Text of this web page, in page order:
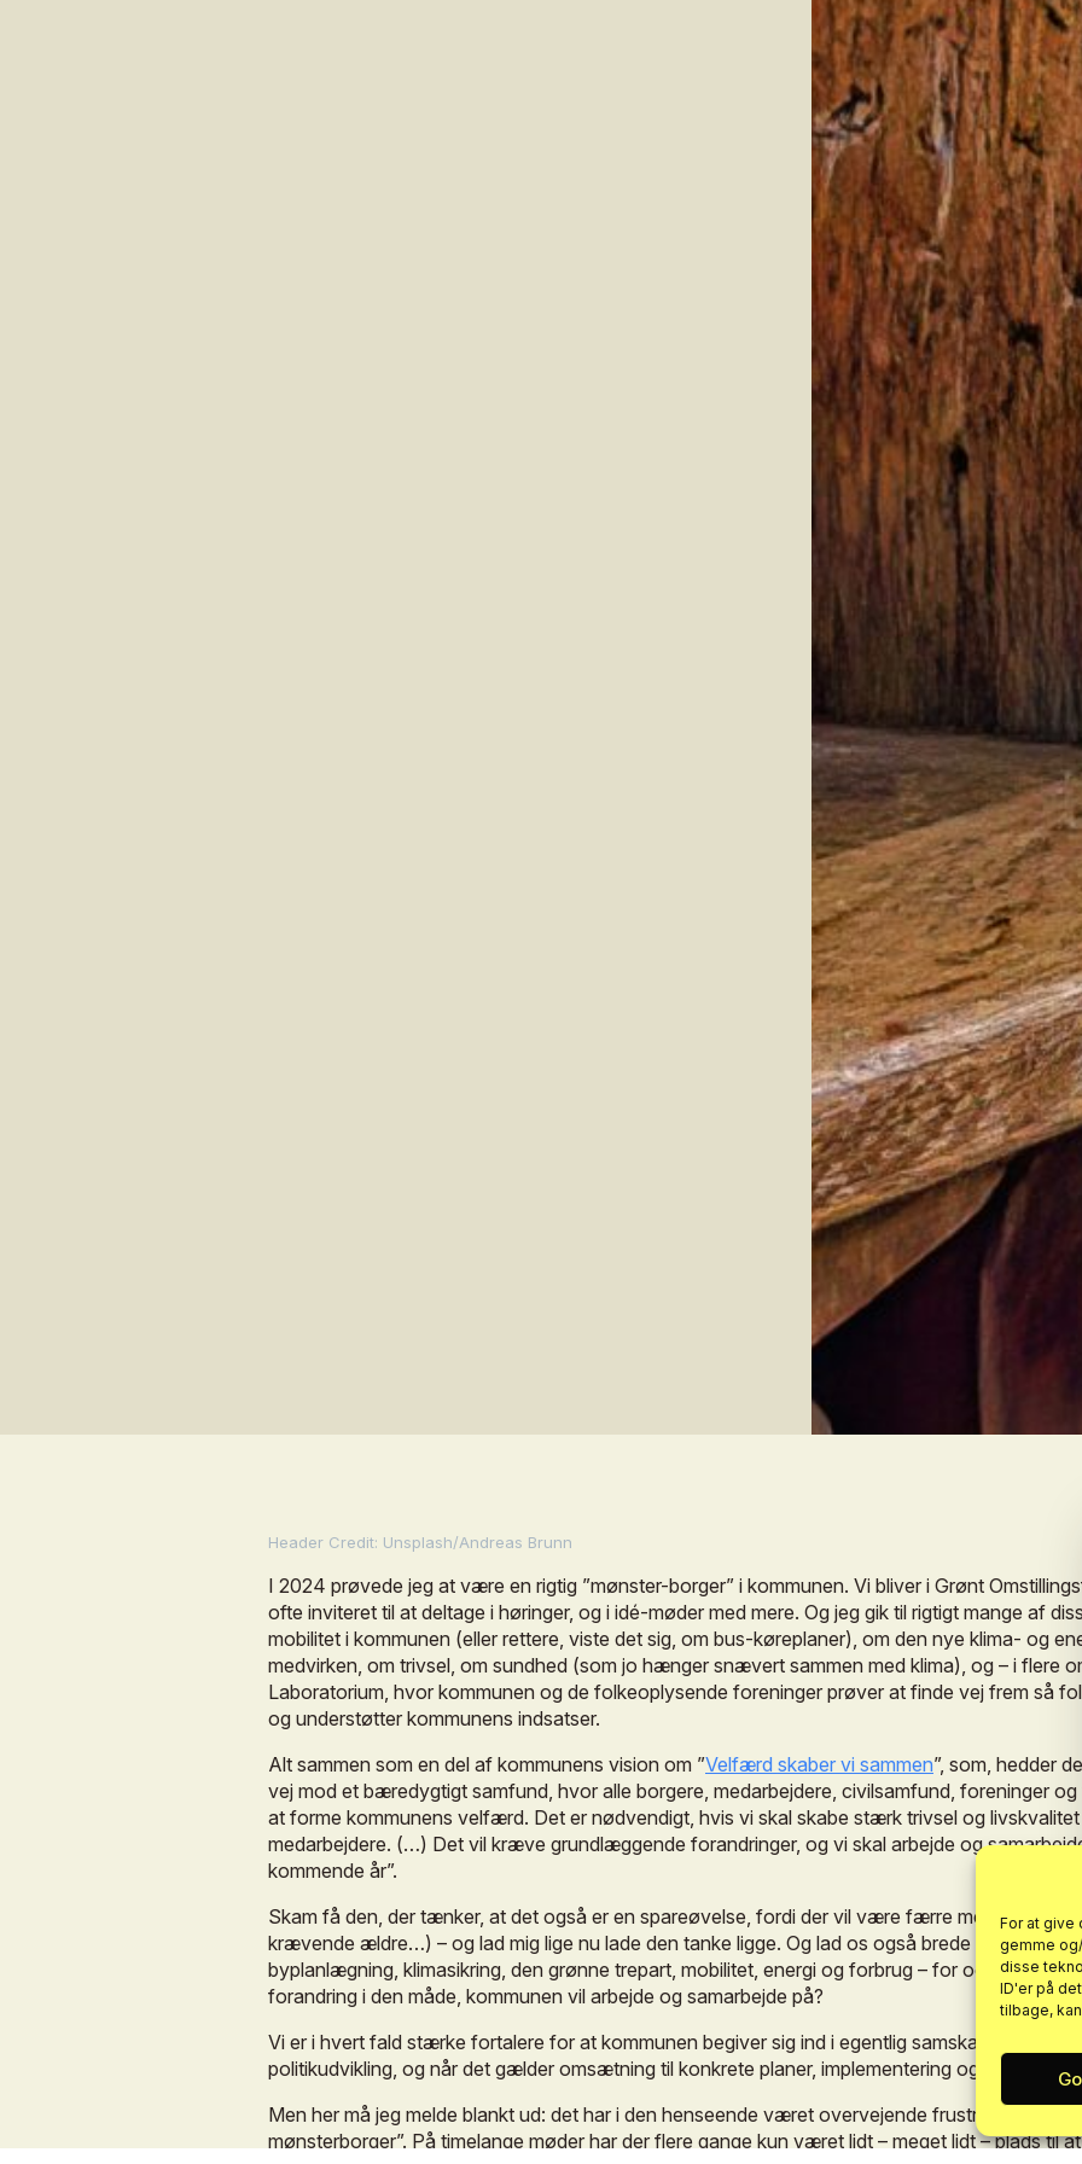
For at give
gemme
disse
ID'er på
tilbage,
Header Credit: Unsplash/Andreas Brunn
I 2024 prøvede jeg at være en rigtig ”mønster-borger” i kommunen. Vi bliver i Grønt
ofte inviteret til at deltage i høringer, og i idé-møder med mere. Og jeg gik til rigtigt mange af
mobilitet i kommunen (eller rettere, viste det sig, om bus-køreplaner), om den nye klima- og
medvirken, om trivsel, om sundhed (som jo hænger snævert sammen med klima), og – i flere
Laboratorium, hvor kommunen og de folkeoplysende foreninger prøver at finde vej frem så
og understøtter kommunens indsatser.
Alt sammen som en del af kommunens vision om ”Velfærd skaber vi sammen”, som, hedder
vej mod et bæredygtigt samfund, hvor alle borgere, medarbejdere, civilsamfund, foreninger og
at forme kommunens velfærd. Det er nødvendigt, hvis vi skal skabe stærk trivsel og livskvalitet
medarbejdere. (…) Det vil kræve grundlæggende forandringer, og vi skal arbejde og
kommende år”.
Skam få den, der tænker, at det også er en spareøvelse, fordi der vil være færre medarbejdere
krævende ældre…) – og lad mig lige nu lade den tanke ligge. Og lad os også brede perspektivet
byplanlægning, klimasikring, den grønne trepart, mobilitet, energi og forbrug – for også her vil vi
forandring i den måde, kommunen vil arbejde og samarbejde på?
Vi er i hvert fald stærke fortalere for at kommunen begiver sig ind i egentlig samskabelse,
politikudvikling, og når det gælder omsætning til konkrete planer, implementering og
evaluering.
Men her må jeg melde blankt ud: det har i den henseende været overvejende frustrerende
mønsterborger”. På timelange møder har der flere gange kun været lidt – meget lidt – plads til at